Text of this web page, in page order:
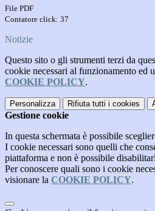
File PDF
Contatore click: 37
Notizie
Questo sito o gli strumenti terzi da
cookie necessari al funzionamento ed
COOKIE POLICY.
Personalizza Rifiuta tutti i cookies
Gestione cookie
In questa schermata è possibile
I cookie necessari sono quelli che
piattaforma e non è possibile
Per conoscere quali sono i cookie
visionare la COOKIE POLICY.